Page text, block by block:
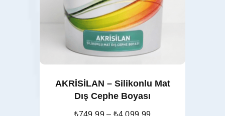
Seçenekler
AKRİSİLAN – Silikonlu Mat
Dış Cephe Boyası
₺749,99 –₺4.099,99